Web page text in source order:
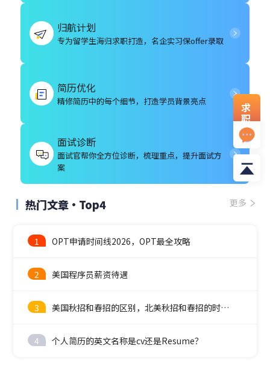
归航计划
专为留学生海归求职打造，名企实习保offer录取
简历优化
精修简历中的每个细节，打造学员背景亮点
面试诊断
面试官帮你全方位诊断，梳理重点，提升面试方
案
热门文章·Top4 更多
1 OPT申请时间线2026，OPT最全攻略
2 美国程序员薪资待遇
3 美国秋招和春招的区别，北美秋招和春招的时间线
4 个人简历的英文名称是cv还是Resume？
求
职
资
料